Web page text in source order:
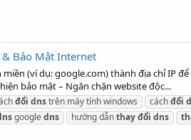
& Bảo Mật Internet
(ví dụ: google.com) thành địa chỉ IP
bảo mật – Ngăn chặn website độc...
đổi dnstrên máy tính windows cáchđổi
googledns hướng dẫnthayđổi dns